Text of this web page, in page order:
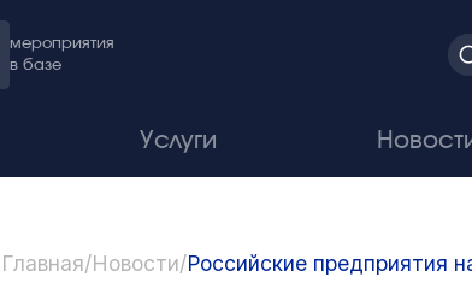
мероприятия
в базе
Услуги
Главная/Новости/Российские предприятия